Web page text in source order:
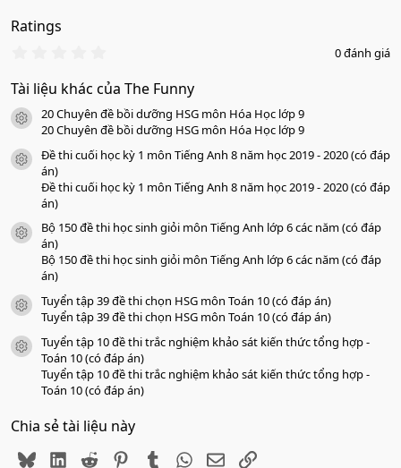
Ratings
0
0
s
a
o
0 đánh giá
Tài liệu khác của The Funny
icon tài liệu
20 Chuyên đề bồi dưỡng HSG môn Hóa Học lớp 9
20 Chuyên đề bồi dưỡng HSG môn Hóa Học lớp 9
icon tài liệu
Đề thi cuối học kỳ 1 môn Tiếng Anh 8 năm học 2019 - 2020 (có đáp
án)
Đề thi cuối học kỳ 1 môn Tiếng Anh 8 năm học 2019 - 2020 (có đáp
án)
icon tài liệu
Bộ 150 đề thi học sinh giỏi môn Tiếng Anh lớp 6 các năm (có đáp
án)
Bộ 150 đề thi học sinh giỏi môn Tiếng Anh lớp 6 các năm (có đáp
án)
icon tài liệu
Tuyển tập 39 đề thi chọn HSG môn Toán 10 (có đáp án)
Tuyển tập 39 đề thi chọn HSG môn Toán 10 (có đáp án)
icon tài liệu
Tuyển tập 10 đề thi trắc nghiệm khảo sát kiến thức tổng hợp -
Toán 10 (có đáp án)
Tuyển tập 10 đề thi trắc nghiệm khảo sát kiến thức tổng hợp -
Toán 10 (có đáp án)
Chia sẻ tài liệu này
BlueskyLinkedIn
Reddit PinterestTumblr WhatsApp
EmailLink